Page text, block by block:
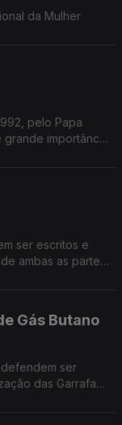
da Mulher
importância
ser escritos e
ambas as partes,
Gás Butano
ser
das Garrafas